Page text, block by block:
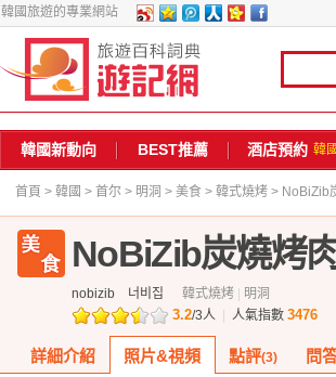
韓國旅遊的專業網站
韓國新動向 BEST推薦 酒店預約 韓國
首頁 > 韓國 > 首尔 > 明洞 > 美食 > 韓式燒烤 > NoBiZib
NoBiZib炭燒烤
nobizib 너비집 韓式燒烤 明洞
3.2/3人 人氣指數 3476
詳細介紹 照片&視頻 點評(3) 問